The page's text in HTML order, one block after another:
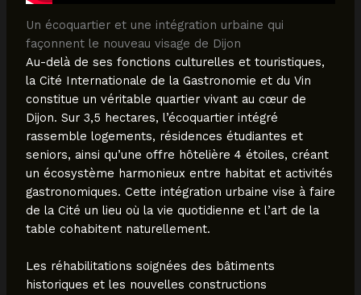
Un écoquartier et une intégration urbaine qui
façonnent le nouveau visage de Dijon
Au-delà de ses fonctions culturelles et touristiques,
la Cité Internationale de la Gastronomie et du Vin
constitue un véritable quartier vivant au cœur de
Dijon. Sur 3,5 hectares, l’écoquartier intégré
rassemble logements, résidences étudiantes et
seniors, ainsi qu’une offre hôtelière 4 étoiles, créant
un écosystème harmonieux entre habitat et activités
gastronomiques. Cette intégration urbaine vise à faire
de la Cité un lieu où la vie quotidienne et l’art de la
table cohabitent naturellement.
Les réhabilitations soignées des bâtiments
historiques et les nouvelles constructions